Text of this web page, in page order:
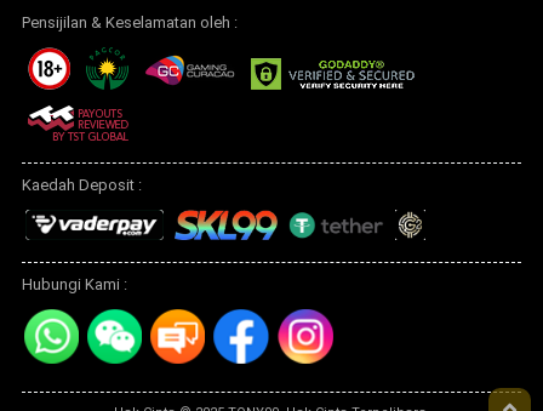
Pensijilan & Keselamatan oleh :
Kaedah Deposit :
Hubungi Kami :